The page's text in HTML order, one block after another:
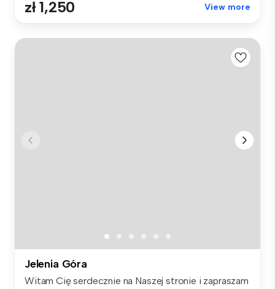
zł 1,250 View more
Jelenia Góra
Witam Cię serdecznie na Naszej stronie i zapraszam